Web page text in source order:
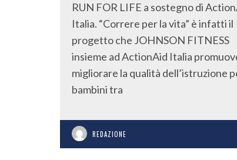
RUN FOR LIFE a sostegno di
Italia. “Correre per la vita” è infatti il
progetto che JOHNSON FITNESS
insieme ad ActionAid Italia
migliorare la qualità dell’istruzione
bambini tra
REDAZIONE